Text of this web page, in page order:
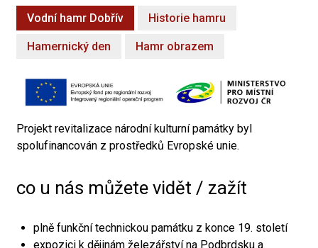
Vodní hamr Dobřív Historie hamru
Hamernický den Hamr obrazem
Projekt revitalizace národní kulturní památky byl
spolufinancován z prostředků Evropské unie.
co u nás můžete vidět / zažít
plně funkční technickou památku z konce 19. století
expozici k dějinám železářství na Podbrdsku a